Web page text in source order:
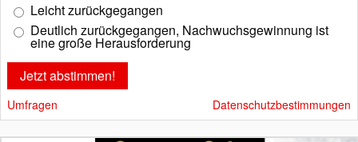
Leicht zurückgegangen
Deutlich zurückgegangen, Nachwuchsgewinnung ist
eine große Herausforderung
Umfragen Datenschutzbestimmungen